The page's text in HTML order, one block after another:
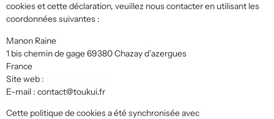
cookies et cette déclaration, veuillez nous contacter en utilisant les
coordonnées suivantes :
Manon Raine
1 bis chemin de gage 69380 Chazay d’azergues
France
Site web :
E-mail : contact@toukui.fr
Cette politique de cookies a été synchronisée avec